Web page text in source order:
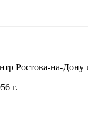
Ростова-на-
г.